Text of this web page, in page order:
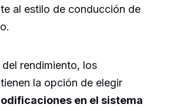
al estilo de conducción de
del rendimiento, los
la opción de elegir
en el sistema